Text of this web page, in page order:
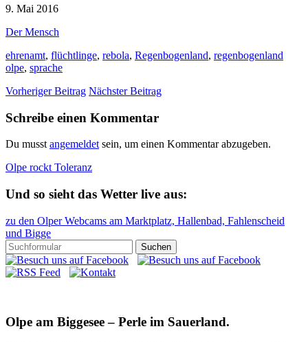
9. Mai 2016
Der Mensch
ehrenamt, flüchtlinge, rebola, Regenbogenland, regenbogenland
olpe, sprache
Vorheriger Beitrag Nächster Beitrag
Schreibe einen Kommentar
Du musst angemeldet sein, um einen Kommentar abzugeben.
Olpe rockt Toleranz
Und so sieht das Wetter live aus:
zu den Olper Webcams am Marktplatz, Hallenbad, Fahlenscheid
und Bigge
Olpe am Biggesee – Perle im Sauerland.